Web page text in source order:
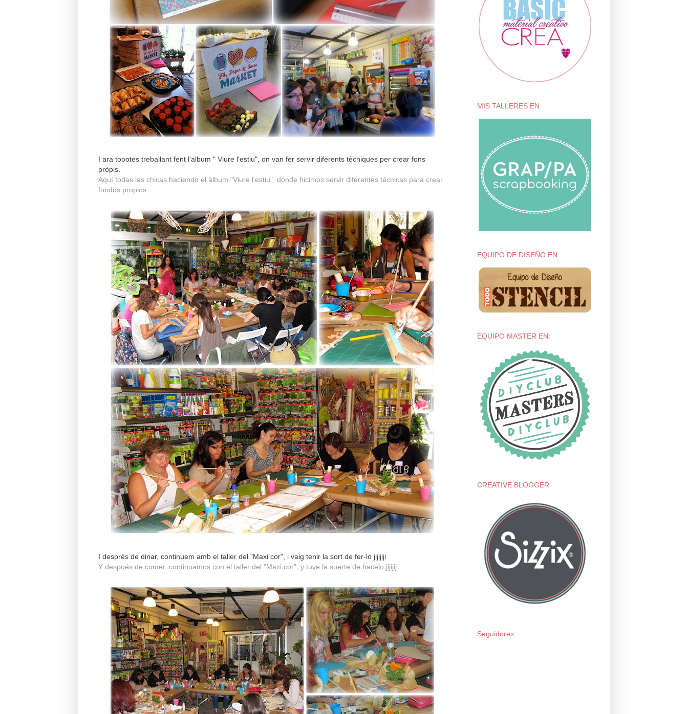
I ara toootes treballant fent l'album " Viure l'estiu", on van fer servir diferents tècniques per crear fons
pròpis.
Aquí todas las chicas haciendo el álbum "Viure l'estiu", donde hicimos servir diferentes técnicas para crear
fondos propios.
I després de dinar, continuem amb el taller del "Maxi cor", i vaig tenir la sort de fer-lo jijijiji
Y después de comer, continuamos con el taller del "Maxi cor", y tuve la suerte de hacelo jijijij
MIS TALLERES EN:
EQUIPO DE DISEÑO EN:
EQUIPO MASTER EN:
CREATIVE BLOGGER
Seguidores